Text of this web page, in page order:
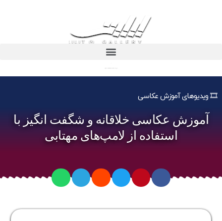
🎞️ ویدیوهای آموزش عکاسی
آموزش عکاسی خلاقانه و شگفت انگیز با
استفاده از لامپ‌های مهتابی